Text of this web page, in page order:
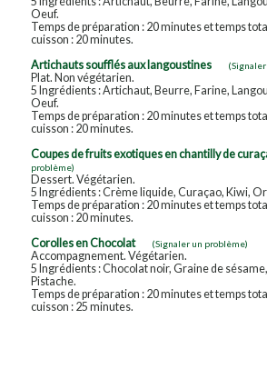
Oeuf.
Temps de préparation : 20 minutes et temps
cuisson : 20 minutes.
Artichauts soufflés aux langoustines
Plat. Non végétarien.
5 Ingrédients : Artichaut, Beurre, Farine,
Oeuf.
Temps de préparation : 20 minutes et temps
cuisson : 20 minutes.
Coupes de fruits exotiques en chantilly de
problème)
Dessert. Végétarien.
5 Ingrédients : Crème liquide, Curaçao, Kiwi,
Temps de préparation : 20 minutes et temps
cuisson : 20 minutes.
Corolles en Chocolat
(Signaler un problème)
Accompagnement. Végétarien.
5 Ingrédients : Chocolat noir, Graine de
Pistache.
Temps de préparation : 20 minutes et temps
cuisson : 25 minutes.